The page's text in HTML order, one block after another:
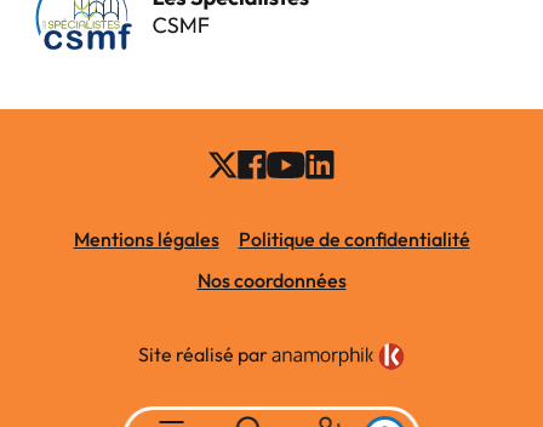
Mentions légales
Politique de confidentialité
Nos coordonnées
Site réalisé par